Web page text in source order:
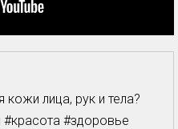
кожи лица, рук и тела?
#здоровье